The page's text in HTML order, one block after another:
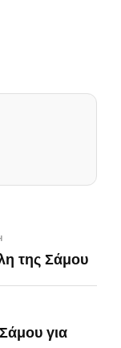
της Σάμου
για